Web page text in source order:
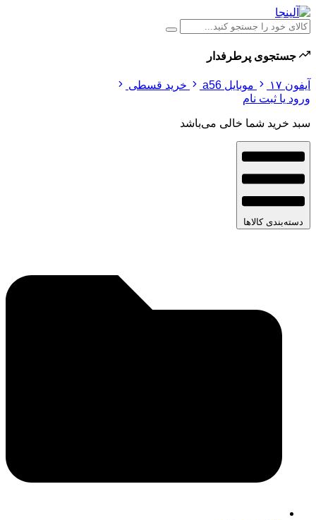
جستجوی پرطرفدار
آیفون ۱۷ موبایل a56
خرید قسطی
ورود یا ثبت نام
سبد خرید شما خالی می‌باشد
دسته‌بندی کالاها